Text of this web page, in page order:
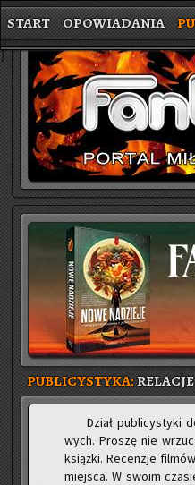
START OPOWIADANIA
}
PUBLICYSTYKA:
Dział pu­bli­cy­sty­ki
wych. Pro­szę nie
książ­ki. Re­cen­zje
miej­sca. W swoim